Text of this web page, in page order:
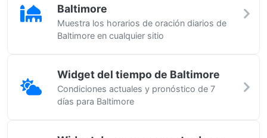
Baltimore
Muestra los horarios de oración diarios de
Baltimore en cualquier sitio
Widget del tiempo de Baltimore
Condiciones actuales y pronóstico de 7
días para Baltimore